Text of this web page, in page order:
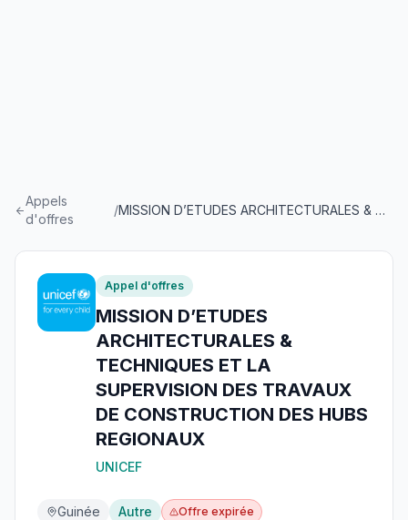
Appels
d'offres
/ MISSION D’ETUDES ARCHITECTURALES & TECHNIQUES ET LA SUPERVISION DES TRAVAUX DE CONSTRUCTION DES HUBS REGIONAUX
Appel d'offres
MISSION D’ETUDES
ARCHITECTURALES &
TECHNIQUES ET LA
SUPERVISION DES TRAVAUX
DE CONSTRUCTION DES HUBS
REGIONAUX
UNICEF
Guinée Autre Offre expirée